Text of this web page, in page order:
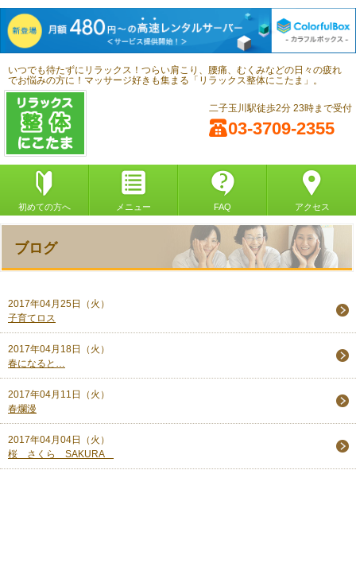
いつでも待たずにリラックス！つらい肩こり、腰痛、むくみなどの日々の疲れ
でお悩みの方に！マッサージ好きも集まる「リラックス整体にこたま」。
二子玉川駅徒歩2分 23時まで受付
03-3709-2355
初めての方へ メニュー FAQ アクセス
ブログ
2017年04月25日（火）
子育てロス
2017年04月18日（火）
春になると…
2017年04月11日（火）
春爛漫
2017年04月04日（火）
桜 さくら SAKURA